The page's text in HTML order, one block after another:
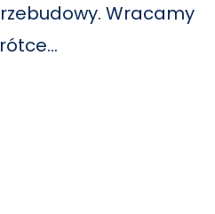
Wracamy